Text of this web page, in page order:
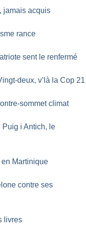
jamais acquis
rance
sent le renfermé
deux, v’là la Cop 21
sommet climat
Puig i Antich, le
Martinique
contre ses
livres